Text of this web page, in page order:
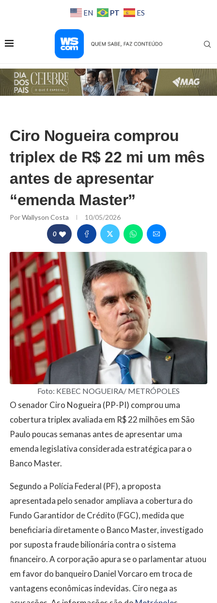
EN PT ES
Ciro Nogueira comprou
triplex de R$ 22 mi um mês
antes de apresentar
“emenda Master”
PorWallyson Costa 10/05/2026
0
Foto: KEBEC NOGUEIRA/ METRÓPOLES
O senador Ciro Nogueira (PP-PI) comprou uma
cobertura triplex avaliada em R$ 22 milhões em São
Paulo poucas semanas antes de apresentar uma
emenda legislativa considerada estratégica para o
Banco Master.
Segundo a Polícia Federal (PF), a proposta
apresentada pelo senador ampliava a cobertura do
Fundo Garantidor de Crédito (FGC), medida que
beneficiaria diretamente o Banco Master, investigado
por suposta fraude bilionária contra o sistema
financeiro. A corporação apura se o parlamentar atuou
em favor do banqueiro Daniel Vorcaro em troca de
vantagens econômicas indevidas. Ciro nega as